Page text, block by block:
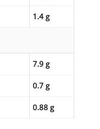
1.4 g
7.9 g
0.7 g
0.88 g